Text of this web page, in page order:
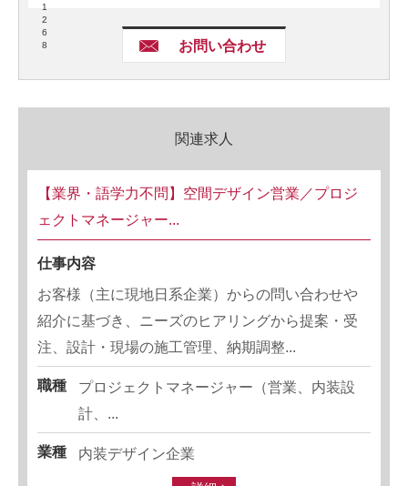
1
2
6
8
お問い合わせ
関連求人
【業界・語学力不問】空間デザイン営業／プロジ
ェクトマネージャー...
仕事内容
お客様（主に現地日系企業）からの問い合わせや
紹介に基づき、ニーズのヒアリングから提案・受
注、設計・現場の施工管理、納期調整...
職種
プロジェクトマネージャー（営業、内装設
計、...
業種 内装デザイン企業